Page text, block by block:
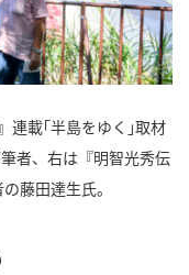
連載｢半島をゆく｣取材
者、右は『明智光秀伝
藤田達生氏。